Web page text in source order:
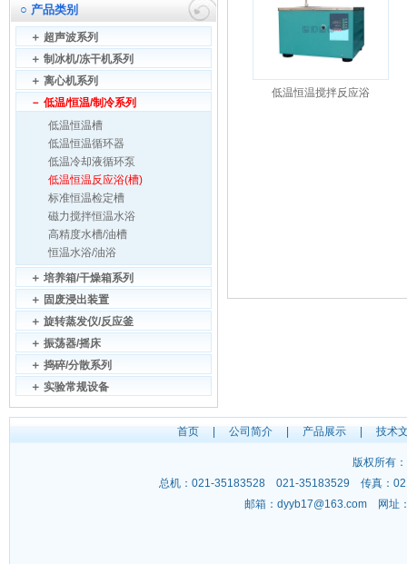
○ 产品类别
＋ 超声波系列
＋ 制冰机/冻干机系列
＋ 离心机系列
－ 低温/恒温/制冷系列
低温恒温槽
低温恒温循环器
低温冷却液循环泵
低温恒温反应浴(槽)
标准恒温检定槽
磁力搅拌恒温水浴
高精度水槽/油槽
恒温水浴/油浴
＋ 培养箱/干燥箱系列
＋ 固废浸出装置
＋ 旋转蒸发仪/反应釜
＋ 振荡器/摇床
＋ 捣碎/分散系列
＋ 实验常规设备
低温恒温搅拌反应浴
首页| 公司简介| 产品展示| 技术
版权所有：
总机：021-35183528 021-35183529 传真：
邮箱： dyyb17@163.com 网址